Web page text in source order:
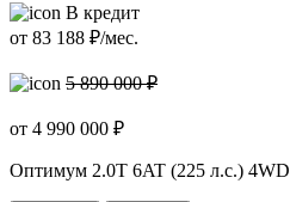
В кредит
от 83 188 ₽/мес.
5 890 000 ₽
от 4 990 000 ₽
Оптимум 2.0T 6AT (225 л.с.) 4WD